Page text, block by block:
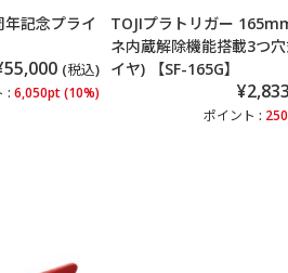
記念プライ
(税込)
: 6,050pt (10%)
TOJIプラトリガー
ネ内蔵解除機能搭載3つ
イヤ) 【SF-165G】
ポイント :